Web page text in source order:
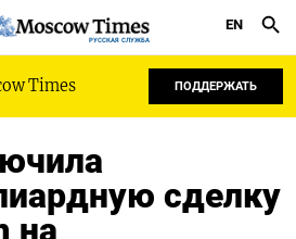
РУССКАЯ СЛУЖБА
EN
Times ПОДДЕРЖАТЬ
сделку
на